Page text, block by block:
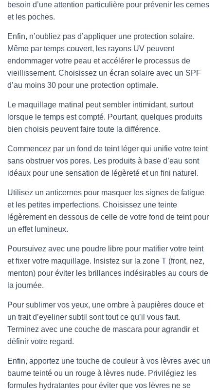
besoin d’une attention particulière pour prévenir les cernes
et les poches.
Enfin, n’oubliez pas d’appliquer une protection solaire.
Même par temps couvert, les rayons UV peuvent
endommager votre peau et accélérer le processus de
vieillissement. Choisissez un écran solaire avec un SPF
d’au moins 30 pour une protection optimale.
Le maquillage matinal peut sembler intimidant, surtout
lorsque le temps est compté. Pourtant, quelques produits
bien choisis peuvent faire toute la différence.
Commencez par un fond de teint léger qui unifie votre teint
sans obstruer vos pores. Les produits à base d’eau sont
idéaux pour une sensation de légèreté et un fini naturel.
Utilisez un anticernes pour masquer les signes de fatigue
et les petites imperfections. Choisissez une teinte
légèrement en dessous de celle de votre fond de teint pour
un effet lumineux.
Poursuivez avec une poudre libre pour matifier votre teint
et fixer votre maquillage. Insistez sur la zone T (front, nez,
menton) pour éviter les brillances indésirables au cours de
la journée.
Pour sublimer vos yeux, une ombre à paupières douce et
un trait d’eyeliner subtil sont tout ce qu’il vous faut.
Terminez avec une couche de mascara pour agrandir et
définir votre regard.
Enfin, apportez une touche de couleur à vos lèvres avec un
baume teinté ou un rouge à lèvres nude. Privilégiez les
formules hydratantes pour éviter que vos lèvres ne se